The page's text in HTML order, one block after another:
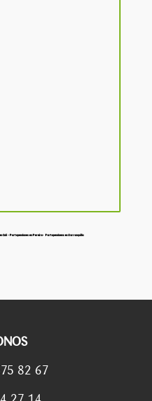
Cali –Portapendones en Pereira- Portapendoens en Barranquilla
82 67
27 14